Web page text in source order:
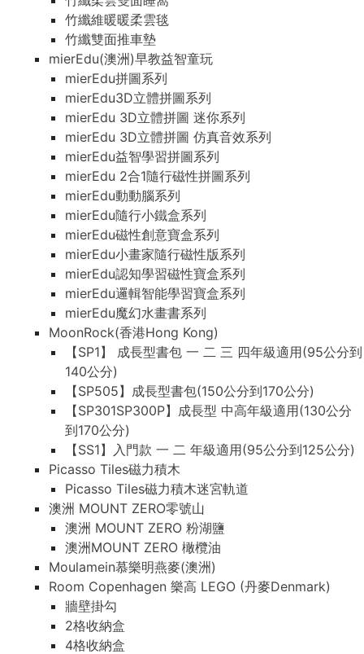
竹纖維暖暖柔雲毯
竹纖雙面推車墊
mierEdu(澳洲)早教益智童玩
mierEdu拼圖系列
mierEdu3D立體拼圖系列
mierEdu 3D立體拼圖 迷你系列
mierEdu 3D立體拼圖 仿真音效系列
mierEdu益智學習拼圖系列
mierEdu 2合1隨行磁性拼圖系列
mierEdu動動腦系列
mierEdu隨行小鐵盒系列
mierEdu磁性創意寶盒系列
mierEdu小畫家隨行磁性版系列
mierEdu認知學習磁性寶盒系列
mierEdu邏輯智能學習寶盒系列
mierEdu魔幻水畫書系列
MoonRock(香港Hong Kong)
【SP1】 成長型書包 一 二 三 四年級適用(95公分到
140公分)
【SP505】成長型書包(150公分到170公分)
【SP301SP300P】成長型 中高年級適用(130公分
到170公分)
【SS1】入門款 一 二 年級適用(95公分到125公分)
Picasso Tiles磁力積木
Picasso Tiles磁力積木迷宮軌道
澳洲 MOUNT ZERO零號山
澳洲 MOUNT ZERO 粉湖鹽
澳洲MOUNT ZERO 橄欖油
Moulamein慕樂明燕麥(澳洲)
Room Copenhagen 樂高 LEGO (丹麥Denmark)
牆壁掛勾
2格收納盒
4格收納盒